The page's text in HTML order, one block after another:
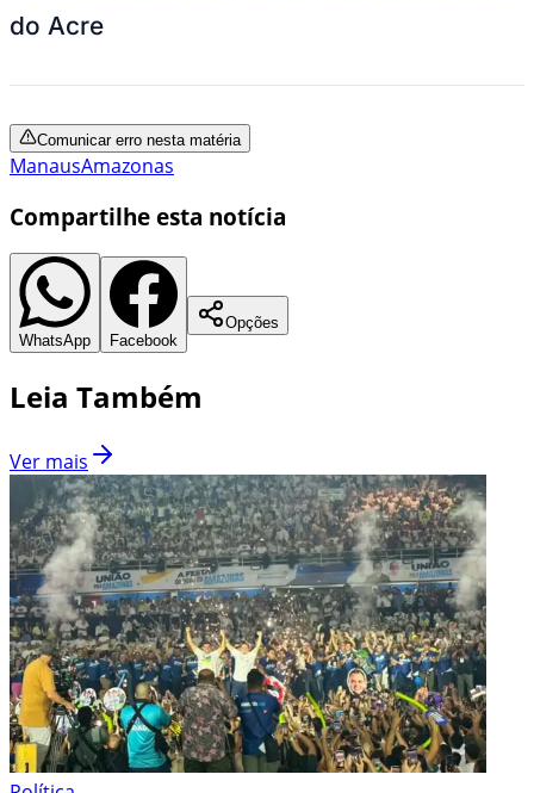
do Acre
Comunicar erro nesta matéria
ManausAmazonas
Compartilhe esta notícia
WhatsApp Facebook
Opções
Leia Também
Ver mais